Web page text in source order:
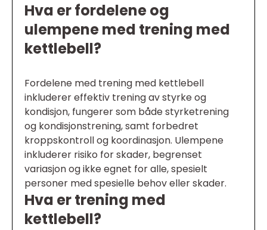
Hva er fordelene og
ulempene med trening med
kettlebell?
Fordelene med trening med kettlebell
inkluderer effektiv trening av styrke og
kondisjon, fungerer som både styrketrening
og kondisjonstrening, samt forbedret
kroppskontroll og koordinasjon. Ulempene
inkluderer risiko for skader, begrenset
variasjon og ikke egnet for alle, spesielt
personer med spesielle behov eller skader.
Hva er trening med
kettlebell?